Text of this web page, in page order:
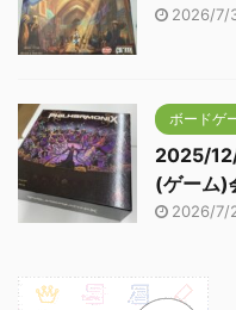
2026/7/
ボードゲ
2025/
(ゲーム)
2026/7/